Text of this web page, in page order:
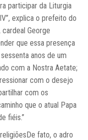
participar da Liturgia
explica o prefeito do
George
que essa presença
anos de um
com a Nostra Aetate;
com o desejo
com os
que o atual Papa
fiéis.”
fato, o adro